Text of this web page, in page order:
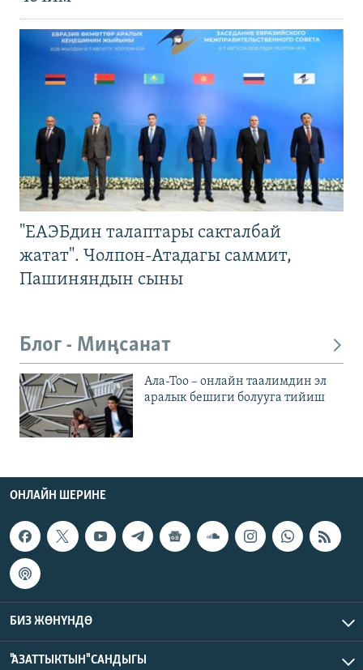
"ЕАЭБдин талаптары сакталбай
жатат". Чолпон-Атадагы саммит,
Пашиняндын сыны
Блог - Миңсанат
Ала-Тоо – онлайн таалимдин эл
аралык бешиги болууга тийиш
ОНЛАЙН ШЕРИНЕ
БИЗ ЖӨНҮНДӨ
"АЗАТТЫКТЫН" САНДЫГЫ